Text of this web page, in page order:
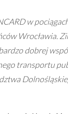
w
Wrocławia.
dobrej
transportu